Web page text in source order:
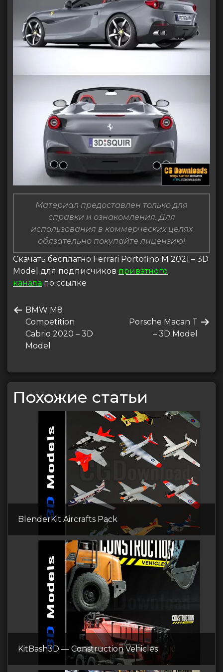
Материал предоставлен только для
справки и ознакомления. Для
использования в коммерческих целях
обязательно покупайте лицензию!
Скачать бесплатно Ferrari Portofino M 2021 – 3D
Model для подписчиков приватного
канала по ссылке
по
записям
Предыдущая
запись
BMW M8
Competition
Cabrio 2020 – 3D
Model
Следующая
запись
Porsche Macan T
– 3D Model
Похожие статьи
BlenderKit Aircrafts Pack
KitBash3D — Construction Vehicles